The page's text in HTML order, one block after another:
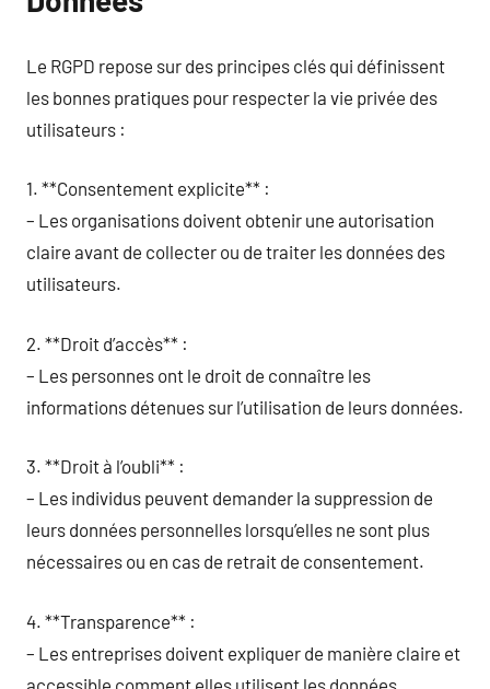
Le RGPD repose sur des principes clés qui définissent
les bonnes pratiques pour respecter la vie privée des
utilisateurs :
1. **Consentement explicite** :
– Les organisations doivent obtenir une autorisation
claire avant de collecter ou de traiter les données des
utilisateurs.
2. **Droit d’accès** :
– Les personnes ont le droit de connaître les
informations détenues sur l’utilisation de leurs données.
3. **Droit à l’oubli** :
– Les individus peuvent demander la suppression de
leurs données personnelles lorsqu’elles ne sont plus
nécessaires ou en cas de retrait de consentement.
4. **Transparence** :
– Les entreprises doivent expliquer de manière claire et
accessible comment elles utilisent les données